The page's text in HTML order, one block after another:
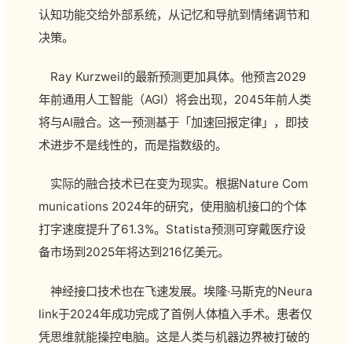
认知功能交给外部系统，从记忆和导航到情绪调节和
决策。
Ray Kurzweil的最新预测更加具体。他预言2029
年前通用人工智能（AGI）将会出现，2045年前人类
将与AI融合。这一预测基于「加速回报定律」，即技
术进步不是线性的，而是指数级的。
实际的融合技术已在变为现实。根据Nature Com
munications 2024年的研究，使用脑机接口的个体
打字速度提升了61.3%。Statista预测可穿戴医疗设
备市场到2025年将达到216亿美元。
神经接口技术也在飞速发展。埃隆·马斯克的Neura
link于2024年成功完成了首例人体植入手术。患者仅
凭思维就能操控电脑。这是人类与机器边界被打破的